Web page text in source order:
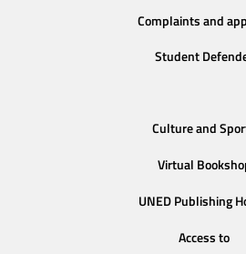
Complaints and
Student
Culture and
Virtual
UNED Publishing
Access to